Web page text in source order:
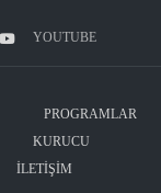
YOUTUBE
PROGRAMLAR
KURUCU
İLETIŞIM